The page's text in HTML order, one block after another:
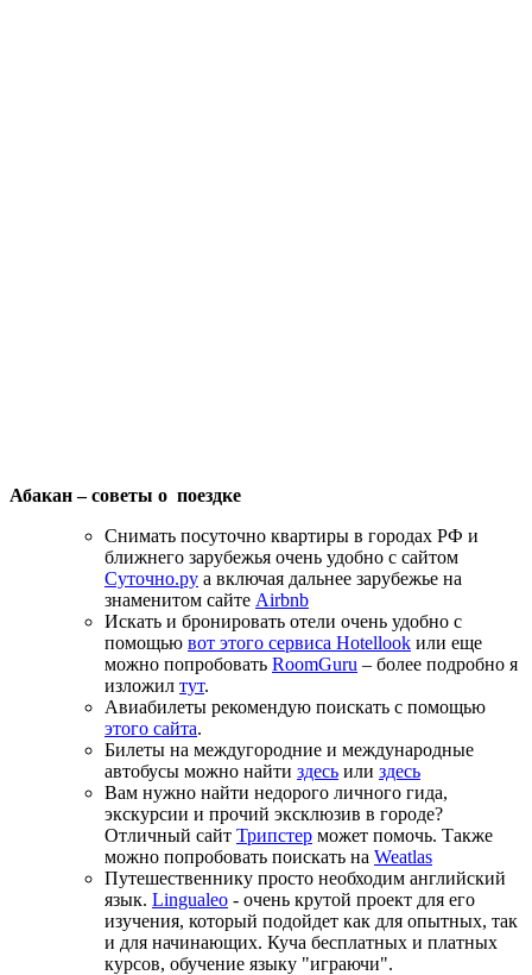
Абакан – советы о поездке
Снимать посуточно квартиры в городах РФ и
ближнего зарубежья очень удобно с сайтом
Суточно.ру а включая дальнее зарубежье на
знаменитом сайте Airbnb
Искать и бронировать отели очень удобно с
помощью вот этого сервиса Hotellook или еще
можно попробовать RoomGuru – более подробно я
изложил тут.
Авиабилеты рекомендую поискать с помощью
этого сайта.
Билеты на междугородние и международные
автобусы можно найти здесь или здесь
Вам нужно найти недорого личного гида,
экскурсии и прочий эксклюзив в городе?
Отличный сайт Трипстер может помочь. Также
можно попробовать поискать на Weatlas
Путешественнику просто необходим английский
язык. Lingualeo - очень крутой проект для его
изучения, который подойдет как для опытных, так
и для начинающих. Куча бесплатных и платных
курсов, обучение языку "играючи".